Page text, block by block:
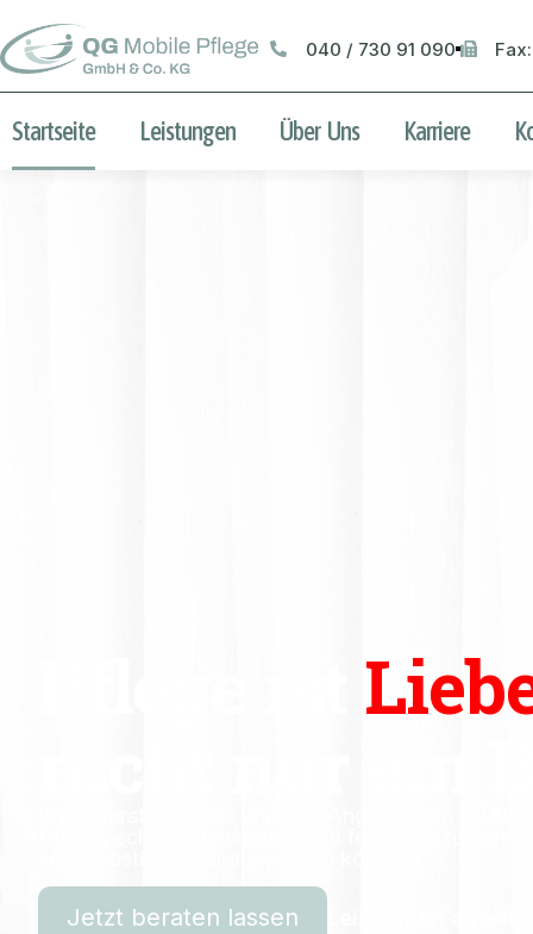
040 / 730 91 090
Startseite Leistungen Über Uns Karriere
nicht nur ein
Wir unterstützen Sie und Ihre Angehörigen im
Pflege, echter Zuwendung und festen
Jetzt beraten lassen